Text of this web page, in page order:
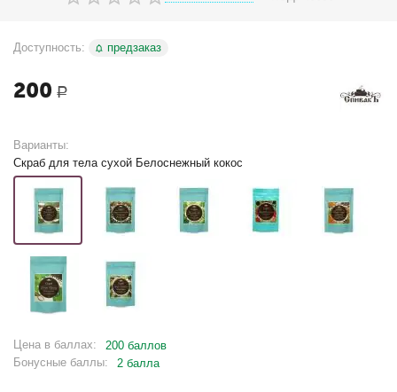
Доступность: предзаказ
200 Р
Варианты:
Скраб для тела сухой Белоснежный кокос
Цена в баллах:
200 баллов
Бонусные баллы:
2 балла